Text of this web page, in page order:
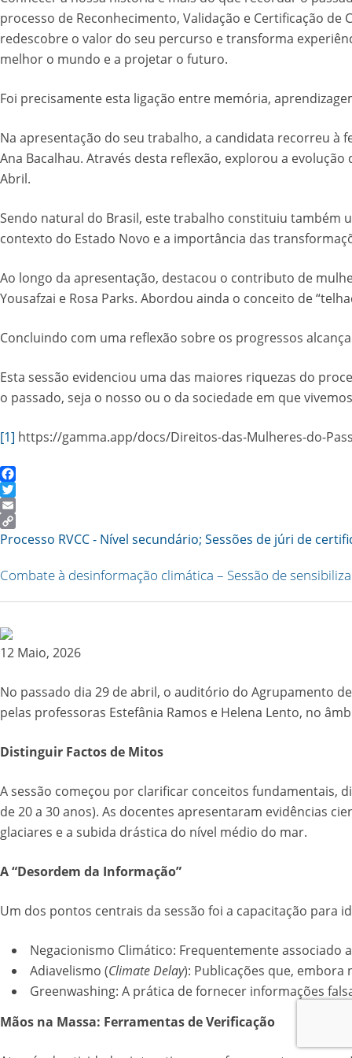
processo de Reconhecimento, Validação e Certificação
redescobre o valor do seu percurso e transforma
melhor o mundo e a projetar o futuro.
Foi precisamente esta ligação entre memória,
Na apresentação do seu trabalho, a candidata recorreu à
Ana Bacalhau. Através desta reflexão, explorou a
Abril.
Sendo natural do Brasil, este trabalho constituiu também
contexto do Estado Novo e a importância das
Ao longo da apresentação, destacou o contributo de
Yousafzai e Rosa Parks. Abordou ainda o conceito de
Concluindo com uma reflexão sobre os progressos
Esta sessão evidenciou uma das maiores riquezas do
o passado, seja o nosso ou o da sociedade em que
[1] https://gamma.app/docs/Direitos-das-Mulheres-do-
Facebook
Twitter
Email
Copy
Processo RVCC - Nível secundário; Sessões de júri de
Combate à desinformação climática – Sessão de
12 Maio, 2026
No passado dia 29 de abril, o auditório do Agrupamento
pelas professoras Estefânia Ramos e Helena Lento, no
Distinguir Factos de Mitos
A sessão começou por clarificar conceitos fundamentais,
de 20 a 30 anos). As docentes apresentaram evidências
glaciares e a subida drástica do nível médio do mar.
A “Desordem da Informação”
Um dos pontos centrais da sessão foi a capacitação para
Negacionismo Climático: Frequentemente associado
Adiavelismo (Climate Delay): Publicações que,
Greenwashing: A prática de fornecer informações
Mãos na Massa: Ferramentas de Verificação